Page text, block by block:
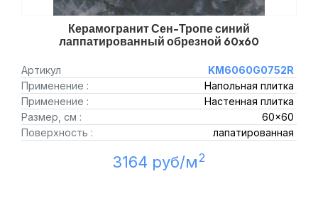
Керамогранит Сен-Тропе синий
лаппатированный обрезной 60x60
Артикул
KM6060G0752R
Применение :
Напольная плитка
Применение :
Настенная плитка
Размер, см :
60x60
Поверхность :
лапатированная
3164 руб/м2